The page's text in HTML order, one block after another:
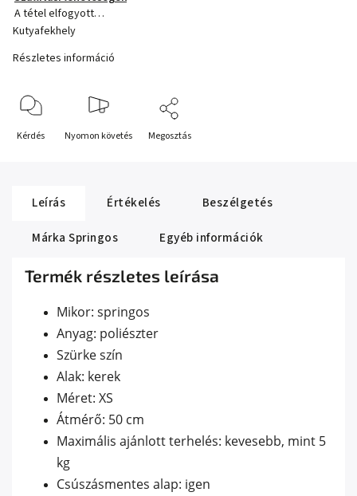
A tétel elfogyott…
Kutyafekhely
Részletes információ
Kérdés Nyomon követés Megosztás
Leírás Értékelés
Beszélgetés
Márka Springos Egyéb információk
Termék részletes leírása
Mikor: springos
Anyag: poliészter
Szürke szín
Alak: kerek
Méret: XS
Átmérő: 50 cm
Maximális ajánlott terhelés: kevesebb, mint 5
kg
Csúszásmentes alap: igen